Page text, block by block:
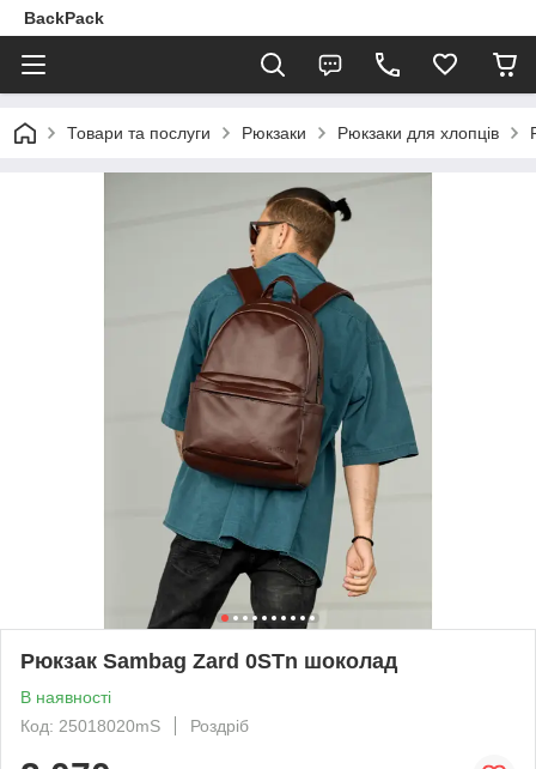
BackPack
Товари та послуги Рюкзаки Рюкзаки для хлопців
Рюкзак Sambag Zard 0STn шоколад
В наявності
Код: 25018020mS
Роздріб